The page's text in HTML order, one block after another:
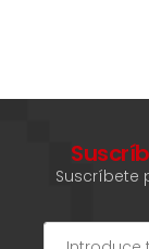
Suscríbete